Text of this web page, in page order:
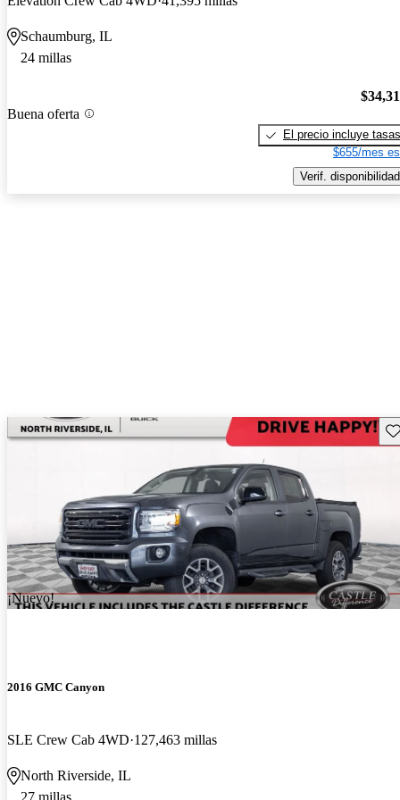
Schaumburg, IL
24 millas
Buena oferta
El precio incluye tasas
$655/mes
Verif. disponibilidad
¡Nuevo!
2016 GMC Canyon
SLE Crew Cab 4WD 127,463 millas
North Riverside, IL